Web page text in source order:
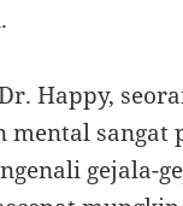
Happy,
mental sangat
gejala-